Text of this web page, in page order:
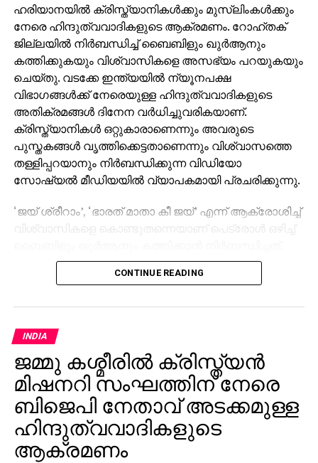
ഹരിയാനയില്‍ ക്രിസ്ത്യാനികള്‍ക്കും മുസ്‌ലിംകള്‍ക്കും
നേരെ ഹിന്ദുത്വവാദികളുടെ ആക്രമണം. റോഹ്തക്
ജില്ലയില്‍ നിര്‍ബന്ധിച്ച് ബൈബിളും ഖുര്‍ആനും
കത്തിക്കുകയും വിശ്വാസികളെ അസഭ്യം പറയുകയും
ചെയ്തു. വടക്കേ ഇന്ത്യയില്‍ ന്യൂനപക്ഷ
വിഭാഗങ്ങള്‍ക്ക് നേരെയുള്ള ഹിന്ദുത്വവാദികളുടെ
അതിക്രമങ്ങള്‍ ദിനേന വര്‍ധിച്ചുവരികയാണ്.
ക്രിസ്ത്യാനികള്‍ ഒറ്റുകാരാണെന്നും അവരുടെ
പുസ്തകങ്ങള്‍ വൃത്തിക്കെട്ടതാണെന്നും വിശ്വാസത്തെ
തള്ളിപ്പറയാനും നിര്‍ബന്ധിക്കുന്ന വിഡിയോ
സോഷ്യല്‍ മീഡിയയില്‍ വ്യാപകമായി പ്രചരിക്കുന്നു.
‘ജയ് ശ്രീറാം’, ‘ഭാരത് മാതാ കീ ജയ്’ എന്ന് ആക്രോശിച്ച്
വിശ്വാസികളെ കൊണ്ടുതന്നെയാണ് പെട്രോള്‍ ഒഴിച്ച്
വിശ്വാസികള്‍ പ്രാര്‍ഥിക്കുന്ന ഇടങ്ങള്‍
ആക്രമിക്കുകയും അതിക്രമ വാര്‍ത്തകളുടെ
CONTINUE READING
INDIA
ജമ്മു കശ്മീരില്‍ ക്രിസ്ത്യന്‍
മിഷനറി സംഘത്തിന് നേരെ
ബിജെപി നേതാവ് അടക്കമുള്ള
ഹിന്ദുത്വവാദികളുടെ
ആക്രമണം